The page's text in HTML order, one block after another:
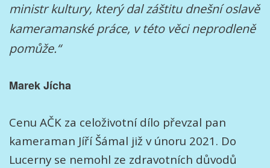
ministr kultury, který dal záštitu dnešní oslavě
kameramanské práce, v této věci neprodleně
pomůže.“
Marek Jícha
Cenu AČK za celoživotní dílo převzal pan
kameraman Jíří Šámal již v únoru 2021. Do
Lucerny se nemohl ze zdravotních důvodů